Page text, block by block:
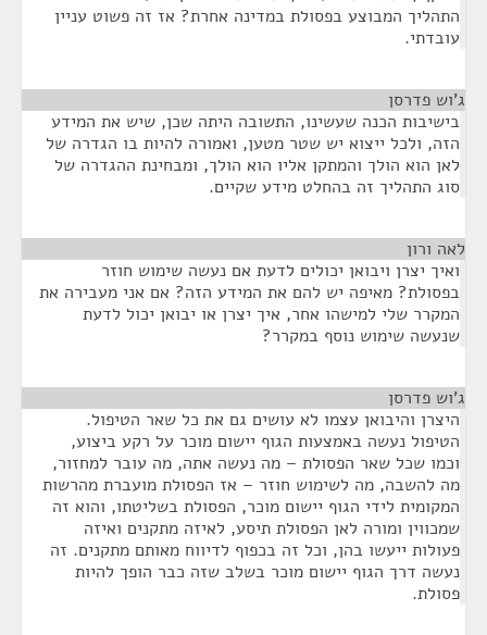
התהליך המבוצע בפסולת במדינה אחרת? אז זה פשוט עניין
עובדתי.
ג'וש פדרסן
בישיבות הכנה שעשינו, התשובה היתה שכן, שיש את המידע
הזה, ולכל ייצוא יש שטר מטען, ואמורה להיות בו הגדרה של
לאן הוא הולך והמתקן אליו הוא הולך, ומבחינת ההגדרה של
סוג התהליך זה בהחלט מידע שקיים.
לאה ורון
ואיך יצרן ויבואן יכולים לדעת אם נעשה שימוש חוזר
בפסולת? מאיפה יש להם את המידע הזה? אם אני מעבירה את
המקרר שלי למישהו אחר, איך יצרן או יבואן יכול לדעת
שנעשה שימוש נוסף במקרר?
ג'וש פדרסן
היצרן והיבואן עצמו לא עושים גם את כל שאר הטיפול.
הטיפול נעשה באמצעות הגוף יישום מוכר על רקע ביצוע,
וכמו שכל שאר הפסולת – מה נעשה אתה, מה עובר למחזור,
מה להשבה, מה לשימוש חוזר – אז הפסולת מועברת מהרשות
המקומית לידי הגוף יישום מוכר, הפסולת בשליטתו, והוא זה
שמכווין ומורה לאן הפסולת תיסע, לאיזה מתקנים ואיזה
פעולות ייעשו בהן, וכל זה בכפוף לדיווח מאותם מתקנים. זה
נעשה דרך הגוף יישום מוכר בשלב שזה כבר הופך להיות
פסולת.